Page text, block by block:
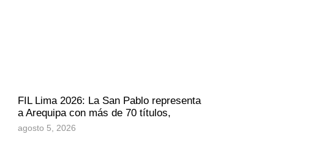
FIL Lima 2026: La San Pablo representa
a Arequipa con más de 70 títulos,
agosto 5, 2026